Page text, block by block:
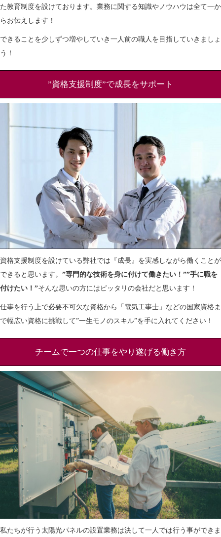
た教育制度を設けております。業務に関する知識やノウハウは全て一か
らお伝えします！
できることを少しずつ増やしていき一人前の職人を目指していきましょ
う！
”資格支援制度”で成長をサポート
資格支援制度を設けている弊社では『成長』を実感しながら働くことが
できると思います。 ”専門的な技術を身に付けて働きたい！””手に職を
付けたい！”そんな思いの方にはピッタリの会社だと思います！
仕事を行う上で必要不可欠な資格から「電気工事士」などの国家資格ま
で幅広い資格に挑戦して”一生モノのスキル”を手に入れてください！
チームで一つの仕事をやり遂げる働き方
私たちが行う太陽光パネルの設置業務は決して一人では行う事ができま